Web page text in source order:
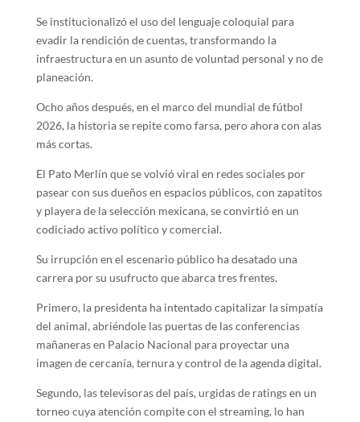
Se institucionalizó el uso del lenguaje coloquial para
evadir la rendición de cuentas, transformando la
infraestructura en un asunto de voluntad personal y no de
planeación.
Ocho años después, en el marco del mundial de fútbol
2026, la historia se repite como farsa, pero ahora con alas
más cortas.
El Pato Merlín que se volvió viral en redes sociales por
pasear con sus dueños en espacios públicos, con zapatitos
y playera de la selección mexicana, se convirtió en un
codiciado activo político y comercial.
Su irrupción en el escenario público ha desatado una
carrera por su usufructo que abarca tres frentes.
Primero, la presidenta ha intentado capitalizar la simpatía
del animal, abriéndole las puertas de las conferencias
mañaneras en Palacio Nacional para proyectar una
imagen de cercanía, ternura y control de la agenda digital.
Segundo, las televisoras del país, urgidas de ratings en un
torneo cuya atención compite con el streaming, lo han